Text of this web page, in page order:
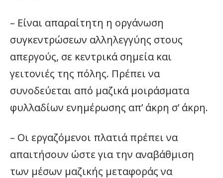
– Είναι απαραίτητη η οργάνωση
συγκεντρώσεων αλληλεγγύης στους
απεργούς, σε κεντρικά σημεία και
γειτονιές της πόλης. Πρέπει να
συνοδεύεται από μαζικά μοιράσματα
φυλλαδίων ενημέρωσης απ’ άκρη σ’ άκρη.
– Οι εργαζόμενοι πλατιά πρέπει να
απαιτήσουν ώστε για την αναβάθμιση
των μέσων μαζικής μεταφοράς να